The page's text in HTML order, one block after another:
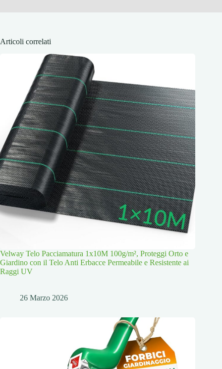
Articoli correlati
Velway Telo Pacciamatura 1x10M 100g/m², Proteggi Orto e
Giardino con il Telo Anti Erbacce Permeabile e Resistente ai
Raggi UV
26 Marzo 2026